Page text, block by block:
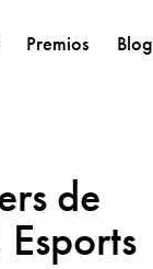
Premios Blog
de